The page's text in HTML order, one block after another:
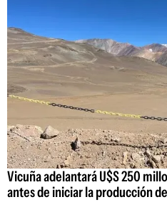
Vicuña adelantará U$S 250
antes de iniciar la producción